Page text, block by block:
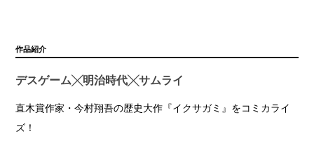
作品紹介
デスゲーム╳明治時代╳サムライ
直木賞作家・今村翔吾の歴史大作『イクサガミ』をコミカライ
ズ！